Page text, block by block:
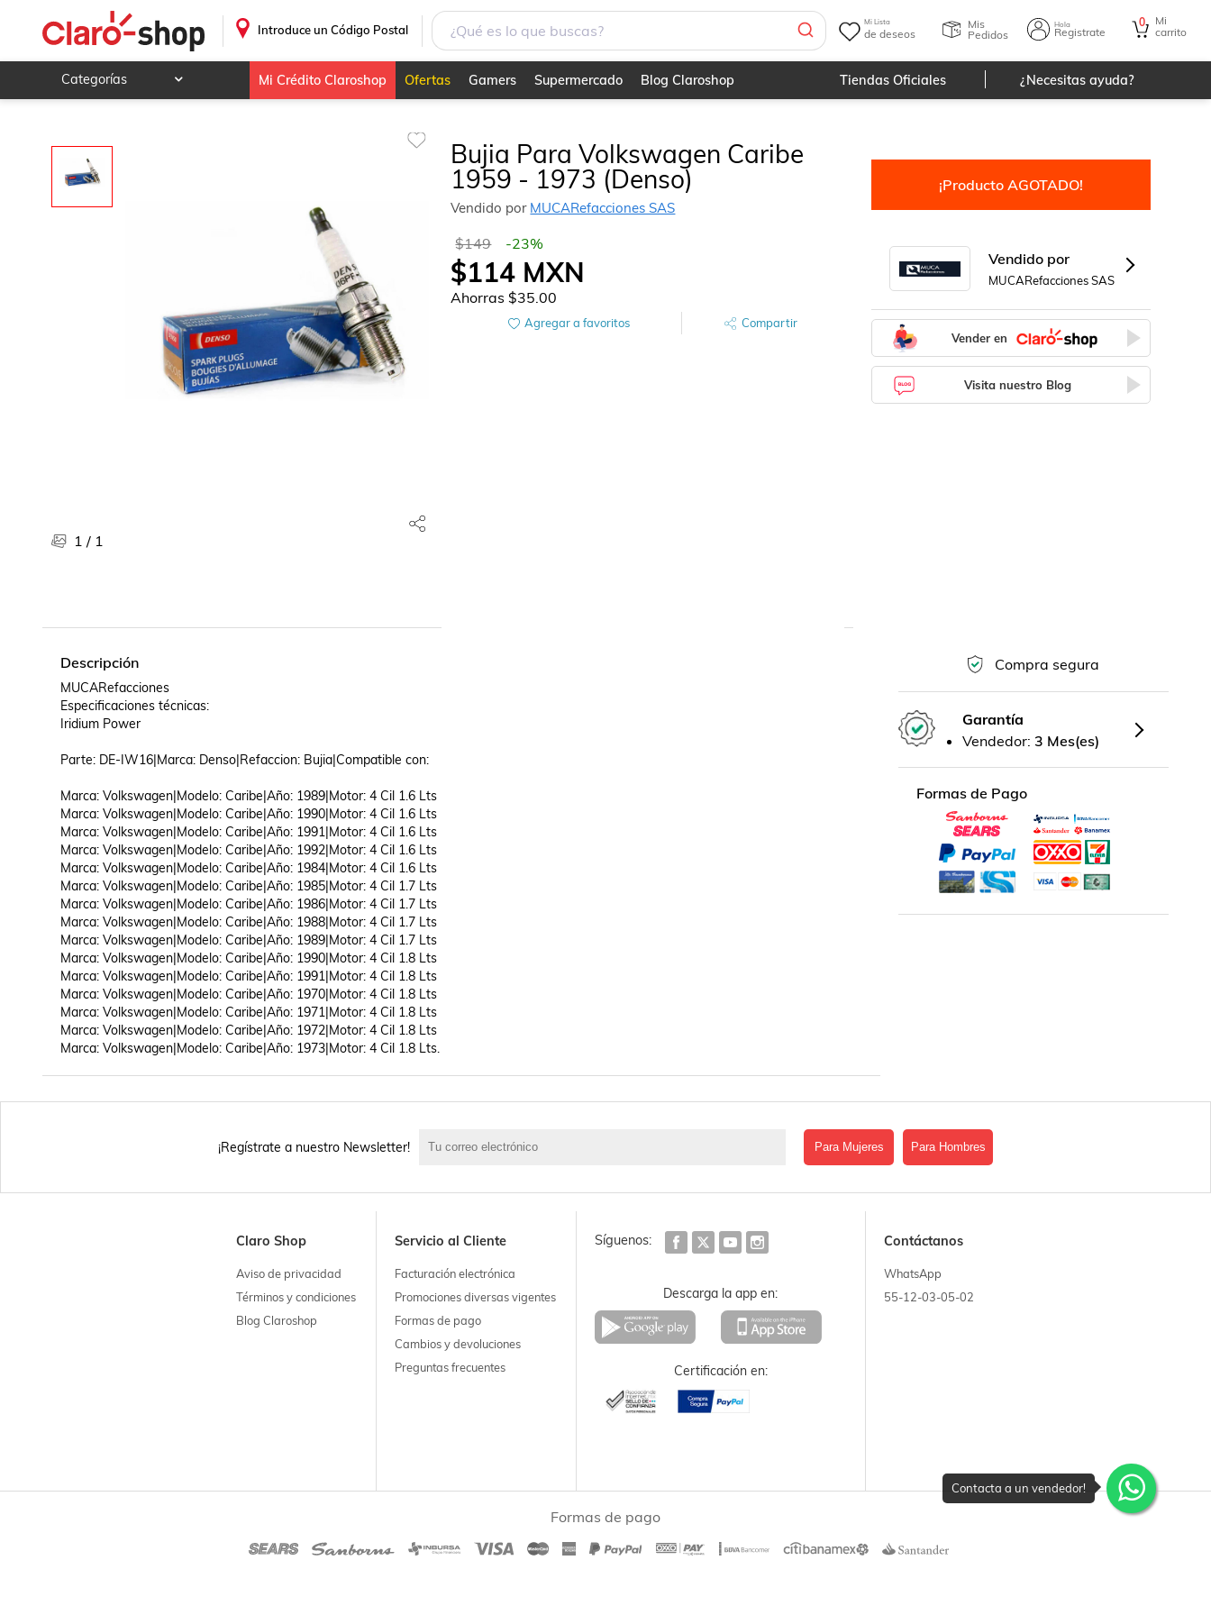
Introduce un Código Postal
Mi Lista
de deseos
Mis
Pedidos
Hola
Registrate
0
Mi
carrito
Categorías
Videojuegos
Hogar y jardín
Deportes y ocio
Salud, belleza y cuidado personal
Farmacia
Mi Crédito Claroshop Ofertas Gamers Supermercado Blog Claroshop Tiendas Oficiales ¿Necesitas ayuda?
1 / 1
Bujia Para Volkswagen Caribe
1959 - 1973 (Denso)
Vendido por MUCARefacciones SAS
$149 -23%
$114 MXN
Ahorras$35.00
Agregar a favoritos Compartir
¡Producto AGOTADO!
Vendido por
MUCARefacciones SAS
Vender en
Visita nuestro Blog
Descripción
MUCARefacciones
Especificaciones técnicas:
Iridium Power
Parte: DE-IW16|Marca: Denso|Refaccion: Bujia|Compatible con:
Marca: Volkswagen|Modelo: Caribe|Año: 1989|Motor: 4 Cil 1.6 Lts
Marca: Volkswagen|Modelo: Caribe|Año: 1990|Motor: 4 Cil 1.6 Lts
Marca: Volkswagen|Modelo: Caribe|Año: 1991|Motor: 4 Cil 1.6 Lts
Marca: Volkswagen|Modelo: Caribe|Año: 1992|Motor: 4 Cil 1.6 Lts
Marca: Volkswagen|Modelo: Caribe|Año: 1984|Motor: 4 Cil 1.6 Lts
Marca: Volkswagen|Modelo: Caribe|Año: 1985|Motor: 4 Cil 1.7 Lts
Marca: Volkswagen|Modelo: Caribe|Año: 1986|Motor: 4 Cil 1.7 Lts
Marca: Volkswagen|Modelo: Caribe|Año: 1988|Motor: 4 Cil 1.7 Lts
Marca: Volkswagen|Modelo: Caribe|Año: 1989|Motor: 4 Cil 1.7 Lts
Marca: Volkswagen|Modelo: Caribe|Año: 1990|Motor: 4 Cil 1.8 Lts
Marca: Volkswagen|Modelo: Caribe|Año: 1991|Motor: 4 Cil 1.8 Lts
Marca: Volkswagen|Modelo: Caribe|Año: 1970|Motor: 4 Cil 1.8 Lts
Marca: Volkswagen|Modelo: Caribe|Año: 1971|Motor: 4 Cil 1.8 Lts
Marca: Volkswagen|Modelo: Caribe|Año: 1972|Motor: 4 Cil 1.8 Lts
Marca: Volkswagen|Modelo: Caribe|Año: 1973|Motor: 4 Cil 1.8 Lts.
Compra segura
Garantía
Vendedor: 3 Mes(es)
Formas de Pago
Contacta a un vendedor!
¡Regístrate a nuestro Newsletter! Para Mujeres Para Hombres
Claro Shop
Aviso de privacidad
Términos y condiciones
Blog Claroshop
Servicio al Cliente
Facturación electrónica
Promociones diversas vigentes
Formas de pago
Cambios y devoluciones
Preguntas frecuentes
Síguenos:
Descarga la app en:
Certificación en:
Contáctanos
WhatsApp
55-12-03-05-02
Formas de pago
Bujia Para Volkswagen Caribe 1959 - 1973 (Denso)